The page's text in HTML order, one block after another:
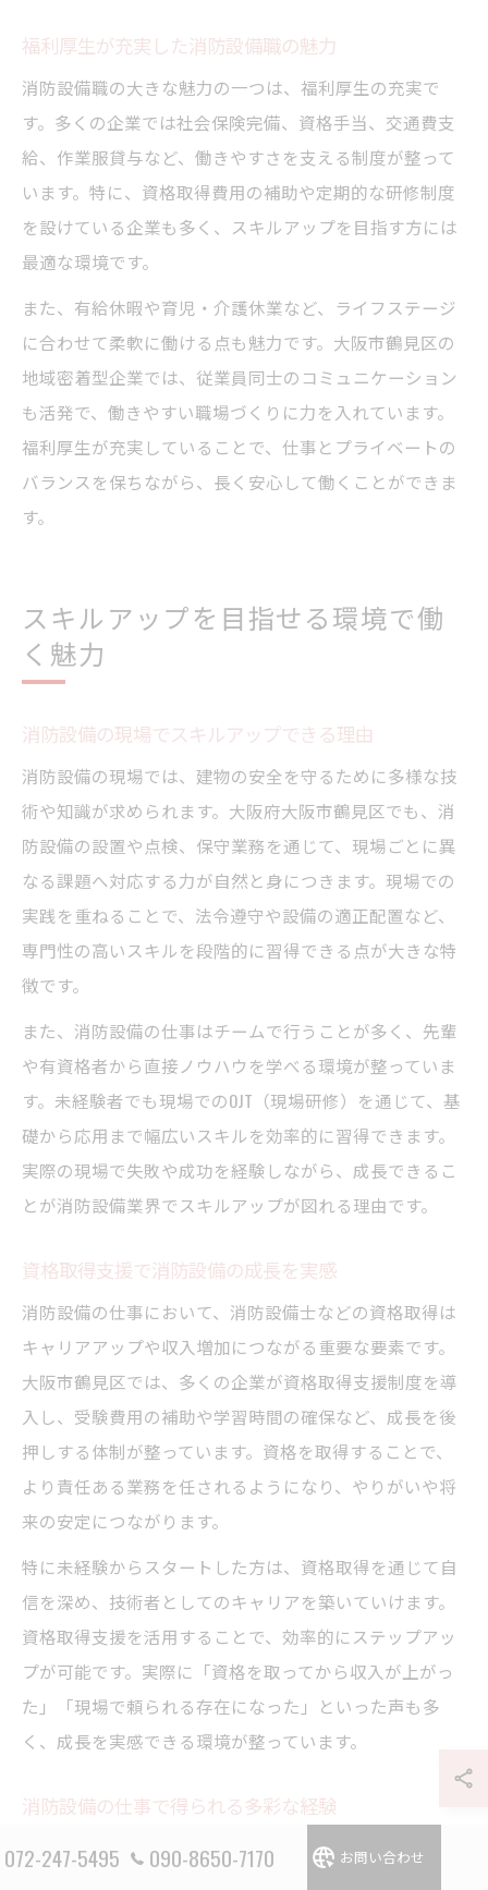
福利厚生が充実した消防設備職の魅力
消防設備職の大きな魅力の一つは、福利厚生の充実で
す。多くの企業では社会保険完備、資格手当、交通費支
給、作業服貸与など、働きやすさを支える制度が整って
います。特に、資格取得費用の補助や定期的な研修制度
を設けている企業も多く、スキルアップを目指す方には
最適な環境です。
また、有給休暇や育児・介護休業など、ライフステージ
に合わせて柔軟に働ける点も魅力です。大阪市鶴見区の
地域密着型企業では、従業員同士のコミュニケーション
も活発で、働きやすい職場づくりに力を入れています。
福利厚生が充実していることで、仕事とプライベートの
バランスを保ちながら、長く安心して働くことができま
す。
スキルアップを目指せる環境で働
く魅力
消防設備の現場でスキルアップできる理由
消防設備の現場では、建物の安全を守るために多様な技
術や知識が求められます。大阪府大阪市鶴見区でも、消
防設備の設置や点検、保守業務を通じて、現場ごとに異
なる課題へ対応する力が自然と身につきます。現場での
実践を重ねることで、法令遵守や設備の適正配置など、
専門性の高いスキルを段階的に習得できる点が大きな特
徴です。
また、消防設備の仕事はチームで行うことが多く、先輩
や有資格者から直接ノウハウを学べる環境が整っていま
す。未経験者でも現場でのOJT（現場研修）を通じて、基
礎から応用まで幅広いスキルを効率的に習得できます。
実際の現場で失敗や成功を経験しながら、成長できるこ
とが消防設備業界でスキルアップが図れる理由です。
資格取得支援で消防設備の成長を実感
消防設備の仕事において、消防設備士などの資格取得は
キャリアアップや収入増加につながる重要な要素です。
大阪市鶴見区では、多くの企業が資格取得支援制度を導
入し、受験費用の補助や学習時間の確保など、成長を後
押しする体制が整っています。資格を取得することで、
より責任ある業務を任されるようになり、やりがいや将
来の安定につながります。
特に未経験からスタートした方は、資格取得を通じて自
信を深め、技術者としてのキャリアを築いていけます。
資格取得支援を活用することで、効率的にステップアッ
プが可能です。実際に「資格を取ってから収入が上がっ
た」「現場で頼られる存在になった」といった声も多
く、成長を実感できる環境が整っています。
消防設備の仕事で得られる多彩な経験
消防設備の仕事は、商業施設やマンション、介護施設な
072-247-5495 090-8650-7170 お問い合わせ